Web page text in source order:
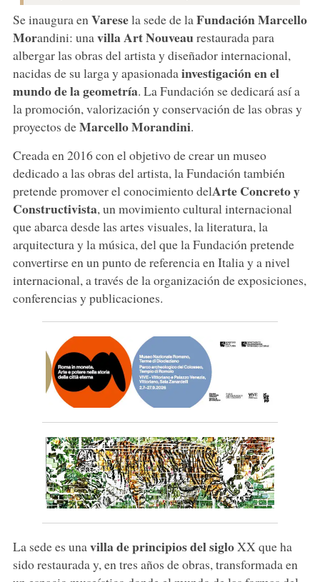
Se inaugura en Varesela sede de la Fundación Marcello
Morandini: una villa Art Nouveaurestaurada para
albergar las obras del artista y diseñador internacional,
nacidas de su larga y apasionadainvestigación en el
mundo de la geometría. La Fundación se dedicará así a
la promoción, valorización y conservación de las obras y
proyectos deMarcello Morandini.
Creada en 2016 con el objetivo de crear un museo
dedicado a las obras del artista, la Fundación también
pretende promover el conocimiento delArte Concreto y
Constructivista, un movimiento cultural internacional
que abarca desde las artes visuales, la literatura, la
arquitectura y la música, del que la Fundación pretende
convertirse en un punto de referencia en Italia y a nivel
internacional, a través de la organización de exposiciones,
conferencias y publicaciones.
La sede es unavilla de principios del sigloXX que ha
sido restaurada y, en tres años de obras, transformada en